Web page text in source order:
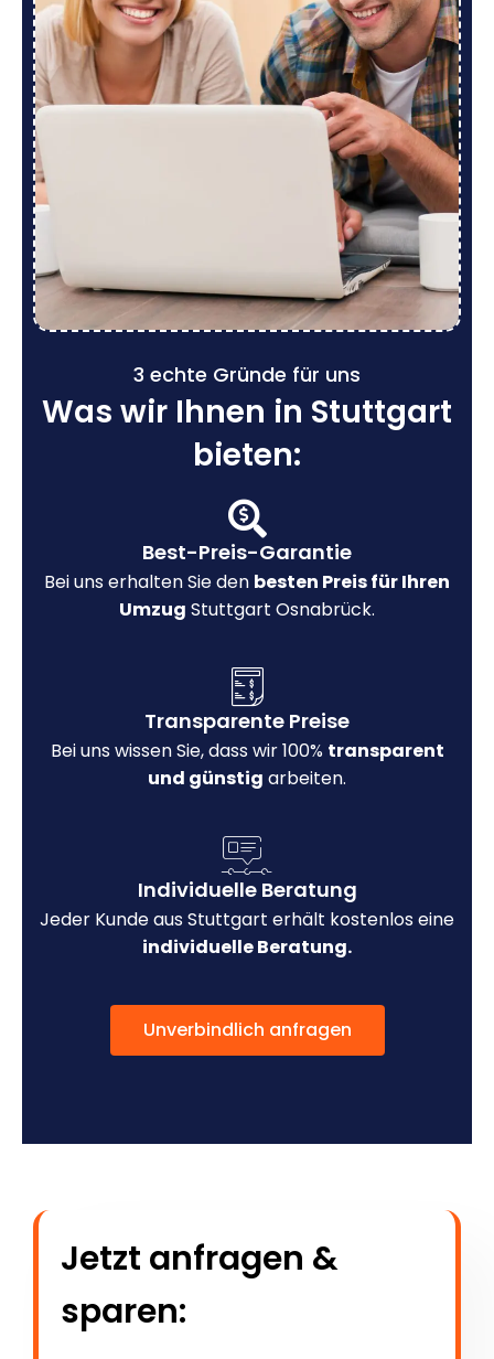
3 echte Gründe für uns
Was wir Ihnen in Stuttgart
bieten:
Best-Preis-Garantie
Bei uns erhalten Sie den besten Preis für Ihren
Umzug Stuttgart Osnabrück.
Transparente Preise
Bei uns wissen Sie, dass wir 100% transparent
und günstig arbeiten.
Individuelle Beratung
Jeder Kunde aus Stuttgart erhält kostenlos eine
individuelle Beratung.
Unverbindlich anfragen
Jetzt anfragen &
sparen: